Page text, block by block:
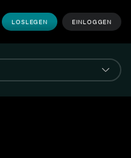
LOSLEGEN EINLOGGEN